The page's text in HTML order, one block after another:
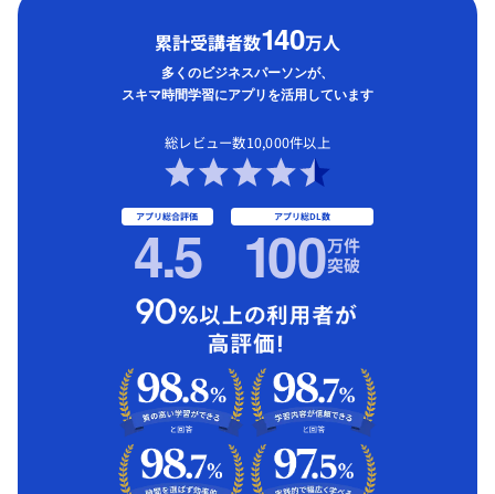
累計受講者数140万人
多くのビジネスパーソンが、
スキマ時間学習にアプリを活用しています
総レビュー数10,000件以上
アプリ総合評価
4.5 アプリ総DL数
100万件
突破